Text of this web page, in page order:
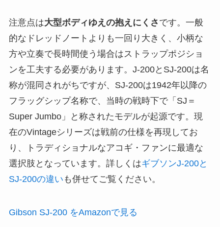
注意点は大型ボディゆえの抱えにくさ です。一般
的なドレッドノートよりも一回り大きく、小柄な
方や立奏で長時間使う場合はストラップポジショ
ンを工夫する必要があります。J-200とSJ-200は名
称が混同されがちですが、SJ-200は1942年以降の
フラッグシップ名称で、当時の戦時下で「SJ＝
Super Jumbo」と称されたモデルが起源です。現
在のVintageシリーズは戦前の仕様を再現してお
り、トラディショナルなアコギ・ファンに最適な
選択肢となっています。詳しくはギブソンJ-200と
SJ-200の違い も併せてご覧ください。
Gibson SJ-200 をAmazonで見る